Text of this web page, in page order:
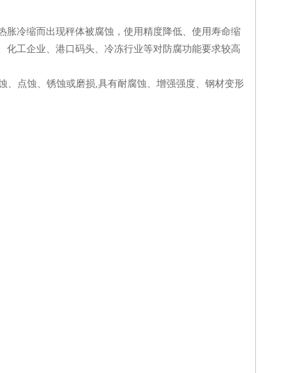
冷缩而出现秤体被腐蚀，使用精度降低、使用寿命缩
工企业、港口码头、冷冻行业等对防腐功能要求较高
、点蚀、锈蚀或磨损,具有耐腐蚀、增强强度、钢材变形